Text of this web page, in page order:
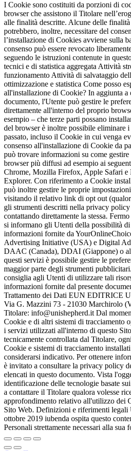
I Cookie sono costituiti da porzioni di
browser che assistono il Titolare
alle finalità descritte. Alcune delle
potrebbero, inoltre, necessitare del
l’installazione di Cookies avviene sulla
consenso può essere revocato
seguendo le istruzioni contenute in
tecnici e di statistica aggregata Attività
funzionamento Attività di salvataggio
ottimizzazione e statistica Come posso
all'installazione di Cookie? In aggiunta a
documento, l'Utente può gestire le
direttamente all'interno del proprio
esempio – che terze parti possano
del browser è inoltre possibile eliminare
passato, incluso il Cookie in cui venga
consenso all'installazione di Cookie da
può trovare informazioni su come
browser più diffusi ad esempio ai
Chrome, Mozilla Firefox, Apple Safari e
Explorer. Con riferimento a Cookie
può inoltre gestire le proprie
visitando il relativo link di opt out
gli strumenti descritti nella privacy policy
contattando direttamente la stessa.
si informano gli Utenti della possibilità
informazioni fornite da
Advertising Initiative (USA) e Digital
DAAC (Canada), DDAI (Giappone) o
questi servizi è possibile gestire le
maggior parte degli strumenti
consiglia agli Utenti di utilizzare tali
informazioni fornite dal presente
Trattamento dei Dati EUN EDITRICE
Via G. Mazzini 73 - 21030 Marchirolo
Titolare: info@unishepherd.it Dal
Cookie e di altri sistemi di tracciamento
i servizi utilizzati all'interno di questo
tecnicamente controllata dal Titolare,
Cookie e sistemi di tracciamento
considerarsi indicativo. Per ottenere
è invitato a consultare la privacy policy
elencati in questo documento. Vista
identificazione delle tecnologie basate
a contattare il Titolare qualora volesse
approfondimento relativo all'utilizzo dei
Sito Web. Definizioni e riferimenti
ottobre 2019 iubenda ospita questo
Personali strettamente necessari alla sua